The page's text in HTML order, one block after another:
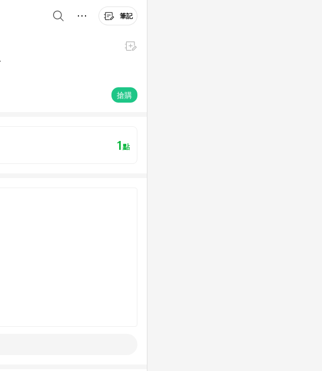
筆記
搶購
1點